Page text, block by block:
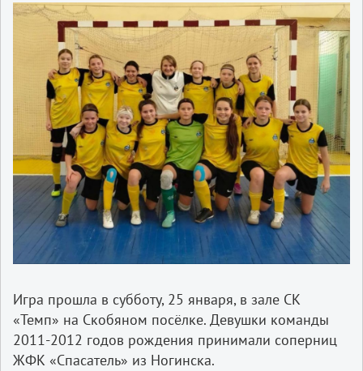
Игра прошла в субботу, 25 января, в зале СК
«Темп» на Скобяном посёлке. Девушки команды
2011-2012 годов рождения принимали соперниц
ЖФК «Спасатель» из Ногинска.